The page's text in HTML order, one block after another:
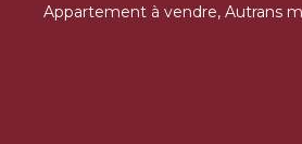
Appartement à vendre, Autrans